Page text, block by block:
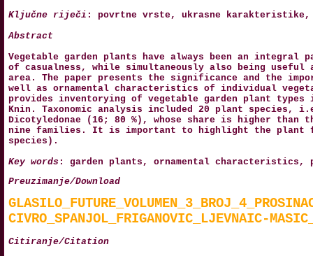
Ključne riječi : povrtne vrste, ukrasne
Abstract
Vegetable garden plants have always been an
of casualness, while simultaneously also being
area. The paper presents the significance and the
well as ornamental characteristics of individual
provides inventorying of vegetable garden plant
Knin. Taxonomic analysis included 20 plant species,
Dicotyledonae (16; 80 %), whose share is higher than
nine families. It is important to highlight the plant
species).
Key words : garden plants, ornamental characteristics,
Preuzimanje/Download
CIVRO_SPANJOL_FRIGANOVIC_LJEVNAIC-
Citiranje/Citation